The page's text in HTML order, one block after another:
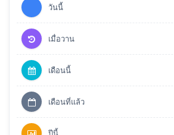
วันนี้
เมื่อวาน
เดือนนี้
เดือนที่แล้ว